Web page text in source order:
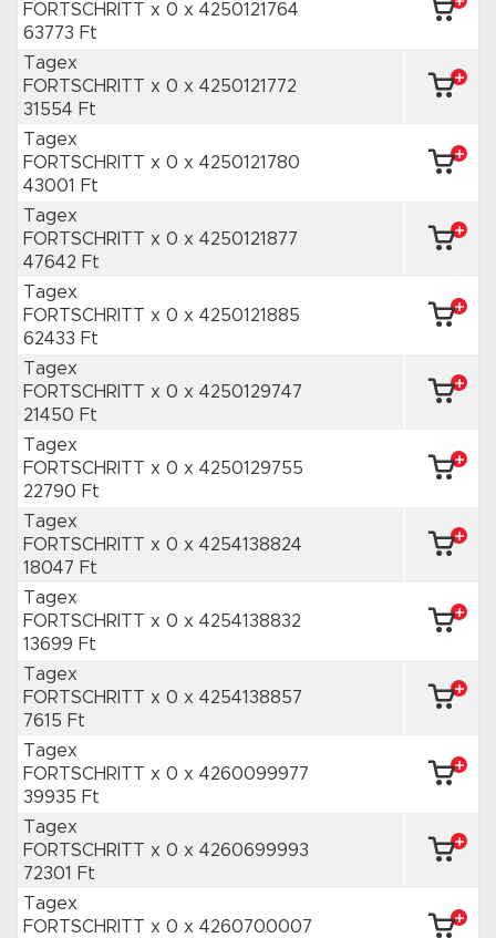
FORTSCHRITT x 0 x 4250121764
63773 Ft
Tagex
FORTSCHRITT x 0 x 4250121772
31554 Ft
Tagex
FORTSCHRITT x 0 x 4250121780
43001 Ft
Tagex
FORTSCHRITT x 0 x 4250121877
47642 Ft
Tagex
FORTSCHRITT x 0 x 4250121885
62433 Ft
Tagex
FORTSCHRITT x 0 x 4250129747
21450 Ft
Tagex
FORTSCHRITT x 0 x 4250129755
22790 Ft
Tagex
FORTSCHRITT x 0 x 4254138824
18047 Ft
Tagex
FORTSCHRITT x 0 x 4254138832
13699 Ft
Tagex
FORTSCHRITT x 0 x 4254138857
7615 Ft
Tagex
FORTSCHRITT x 0 x 4260099977
39935 Ft
Tagex
FORTSCHRITT x 0 x 4260699993
72301 Ft
Tagex
FORTSCHRITT x 0 x 4260700007